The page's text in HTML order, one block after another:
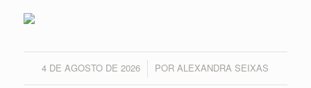
4 DE AGOSTO DE 2026
/ PORALEXANDRA SEIXAS